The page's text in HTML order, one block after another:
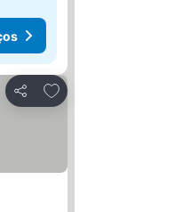
Partilhar
Adicionar aos favoritos